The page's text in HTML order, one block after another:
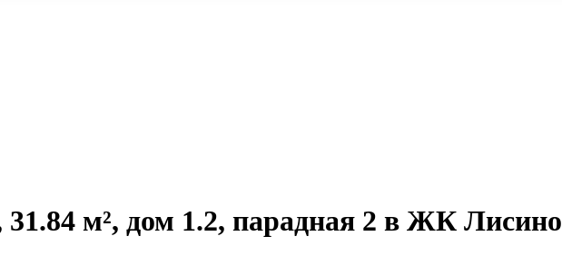
м², дом 1.2, парадная 2 в ЖК Лисино